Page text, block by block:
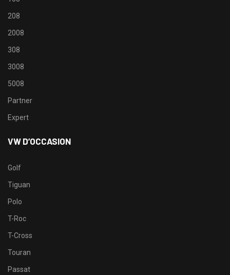
208
2008
308
3008
5008
Partner
Expert
VW D’OCCASION
Golf
Tiguan
Polo
T-Roc
T-Cross
Touran
Passat